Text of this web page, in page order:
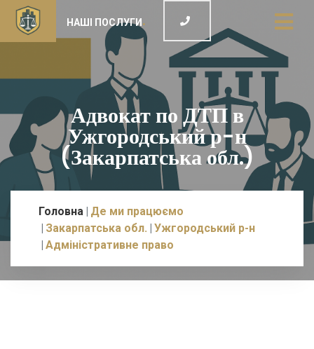
НАШІ ПОСЛУГИ
Адвокат по ДТП в
Ужгородський р-н
(Закарпатська обл.)
Головна Де ми працюємо
Закарпатська обл. Ужгородський р-н
Адміністративне право